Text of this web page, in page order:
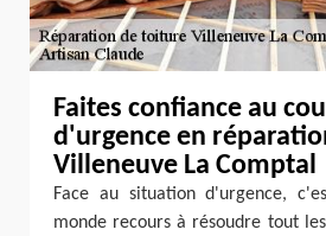
Faites confiance au
d'urgence en
Villeneuve La Comptal
Face au situation d'urgence,
monde recours à résoudre tout